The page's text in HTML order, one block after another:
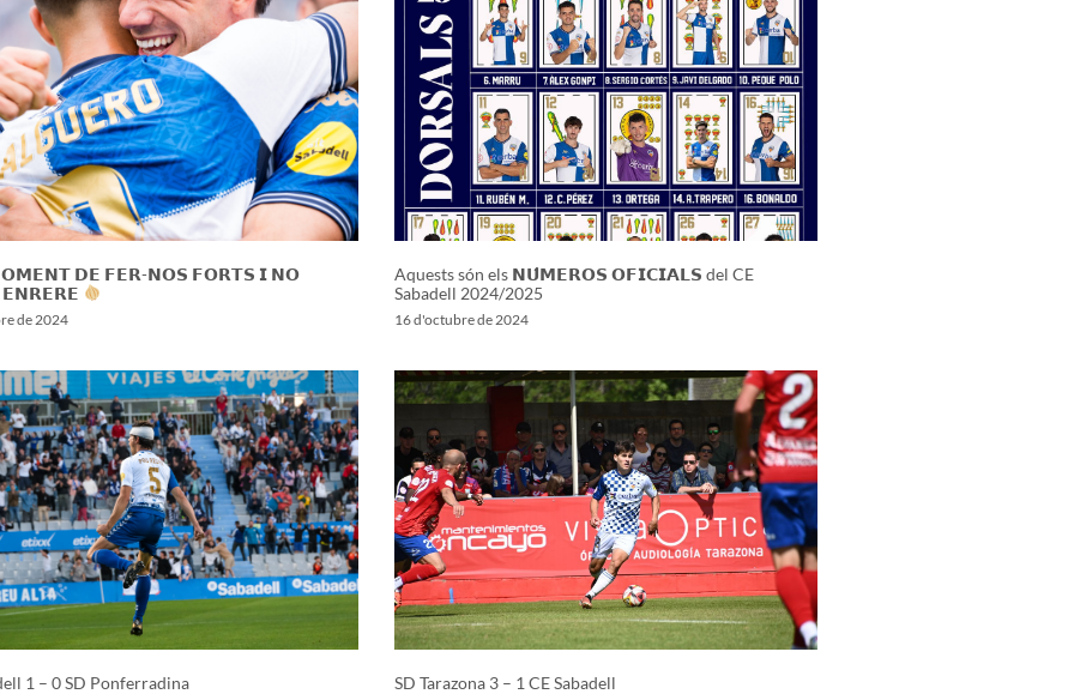
𝗗𝗘 𝗙𝗘𝗥-𝗡𝗢𝗦 𝗙𝗢𝗥𝗧𝗦 𝗜 𝗡𝗢
de 2024
Aquests són els 𝗡𝗨́𝗠𝗘𝗥𝗢𝗦 𝗢𝗙𝗜𝗖𝗜𝗔𝗟𝗦 del CE
Sabadell 2024/2025
16 d'octubre de 2024
1 – 0 SD Ponferradina SD Tarazona 3 – 1 CE Sabadell